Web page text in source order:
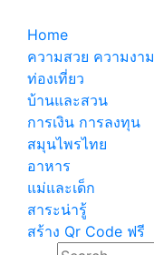
Home
ความสวย ความงาม
ท่องเที่ยว
บ้านและสวน
การเงิน การลงทุน
สมุนไพรไทย
อาหาร
แม่และเด็ก
สาระน่ารู้
สร้าง Qr Code ฟรี